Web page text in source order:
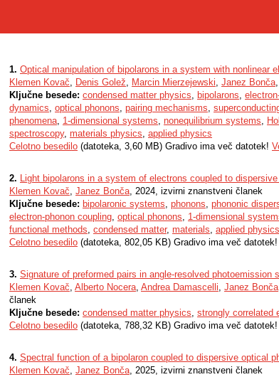
1. Optical manipulation of bipolarons in a system with nonlinear
Klemen Kovač, Denis Golež, Marcin Mierzejewski, Janez Bonča
Ključne besede: condensed matter physics, bipolarons,
dynamics, optical phonons, pairing mechanisms,
phenomena, 1-dimensional systems, nonequilibrium systems,
spectroscopy, materials physics, applied physics
Celotno besedilo (datoteka, 3,60 MB) Gradivo ima več datotek!
2. Light bipolarons in a system of electrons coupled to
Klemen Kovač, Janez Bonča, 2024, izvirni znanstveni članek
Ključne besede: bipolaronic systems, phonons, phononic
electron-phonon coupling, optical phonons, 1-dimensional
functional methods, condensed matter, materials, applied physics
Celotno besedilo (datoteka, 802,05 KB) Gradivo ima več datotek!
3. Signature of preformed pairs in angle-resolved photoemission
Klemen Kovač, Alberto Nocera, Andrea Damascelli, Janez Bonča
članek
Ključne besede: condensed matter physics, strongly correlated
Celotno besedilo (datoteka, 788,32 KB) Gradivo ima več datotek!
4. Spectral function of a bipolaron coupled to dispersive optical
Klemen Kovač, Janez Bonča, 2025, izvirni znanstveni članek